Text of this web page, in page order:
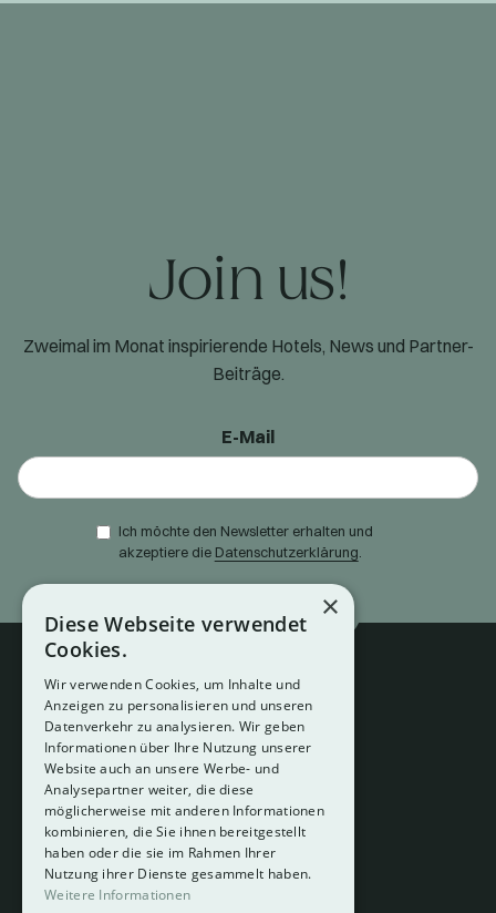
Join us!
Zweimal im Monat inspirierende Hotels, News und Partner-
Beiträge.
E-Mail
Ich möchte den Newsletter erhalten und
akzeptiere die Datenschutzerklärung.
About
Hotelberatung
Mediadaten
Instagram
×
Diese Webseite verwendet
Cookies.
Wir verwenden Cookies, um Inhalte und
Anzeigen zu personalisieren und unseren
Datenverkehr zu analysieren. Wir geben
Informationen über Ihre Nutzung unserer
Website auch an unsere Werbe- und
Analysepartner weiter, die diese
möglicherweise mit anderen Informationen
kombinieren, die Sie ihnen bereitgestellt
haben oder die sie im Rahmen Ihrer
Nutzung ihrer Dienste gesammelt haben.
Weitere Informationen